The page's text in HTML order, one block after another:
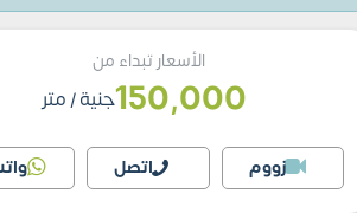
الأسعار تبداء من
150,000جنية/ متر
زووم اتصل